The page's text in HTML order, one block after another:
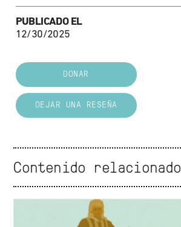
PUBLICADO EL
12/30/2025
DONAR
DEJAR UNA RESEÑA
Contenido relacionado